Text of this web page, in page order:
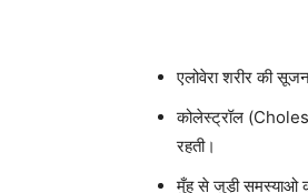
एलोवेरा शरीर की
कोलेस्ट्रॉल
रहती।
मुँह से जुड़ी समस्याओ